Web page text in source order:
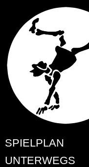
SPIELPLAN
UNTERWEGS